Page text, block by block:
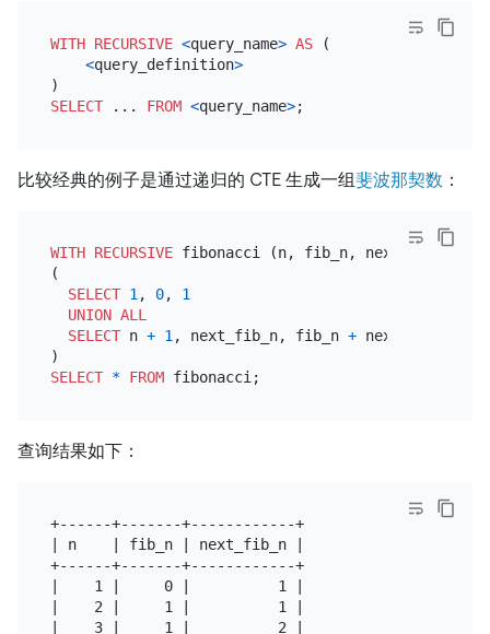
WITH RECURSIVE <query_name> AS (
<query_definition>
SELECT ... FROM <query_name>
比较经典的例子是通过递归的 CTE 生成一组斐波那契数 ：
WITH RECURSIVE fibonacci (n, fib_n, next_fib_n)
(
SELECT 1 , 0, 1
UNION ALL
SELECT n + 1 , next_fib_n, fib_n + next_fib_n
SELECT * FROM
查询结果如下：
+------+-------+------------+
| n    | fib_n | next_fib_n |
+------+-------+------------+
|    1 |     0 |          1 |
|    2 |     1 |          1 |
|    3 |     1 |          2 |